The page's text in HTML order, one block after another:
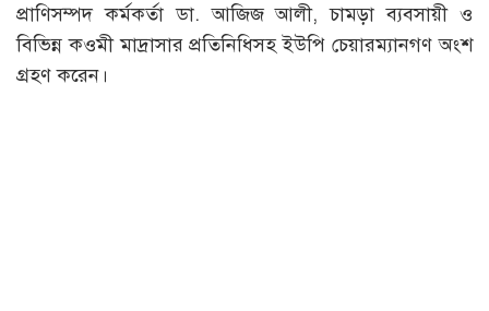
প্রাণিসম্পদ কর্মকর্তা ডা. আজিজ আলী, চামড়া ব্যবসায়ী ও
বিভিন্ন কওমী মাদ্রাসার প্রতিনিধিসহ ইউপি চেয়ারম্যানগণ অংশ
গ্রহণ করেন।